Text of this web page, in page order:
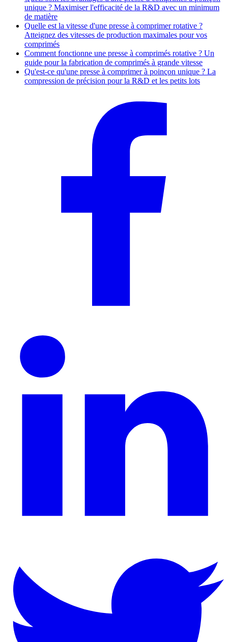
unique ? Maximiser l'efficacité de la R&D avec un minimum
de matière
Quelle est la vitesse d'une presse à comprimer rotative ?
Atteignez des vitesses de production maximales pour vos
comprimés
Comment fonctionne une presse à comprimés rotative ? Un
guide pour la fabrication de comprimés à grande vitesse
Qu'est-ce qu'une presse à comprimer à poinçon unique ? La
compression de précision pour la R&D et les petits lots